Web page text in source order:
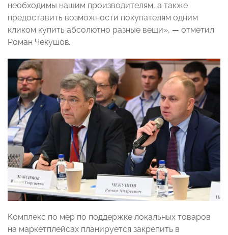
необходимы нашим производителям, а также
предоставить возможности покупателям одним
кликом купить абсолютно разные вещи», — отметил
Роман Чекушов.
Комплекс по мер по поддержке локальных товаров
на маркетплейсах планируется закрепить в